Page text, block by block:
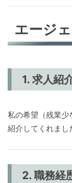
エージ
1. 求人紹
私の希望（残業少
紹介してくれまし
2. 職務経